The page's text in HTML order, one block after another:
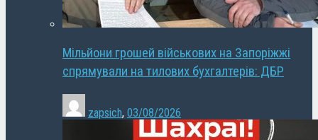
Мільйони грошей військових на Запоріжжі
спрямували на тилових бухгалтерів: ДБР
zapsich, 03/08/2026